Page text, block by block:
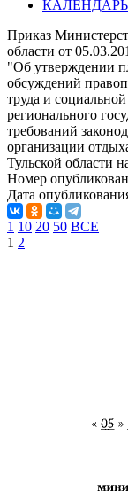
Приказ
области от
"Об утверждении
обсуждений
труда и
регионального
требований
организации
Тульской области
Номер
Дата
1 10 20 50 ВСЕ
1 2